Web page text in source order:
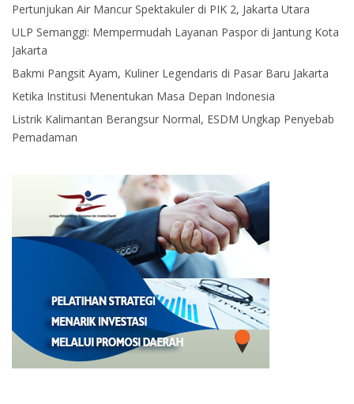
Pertunjukan Air Mancur Spektakuler di PIK 2, Jakarta Utara
ULP Semanggi: Mempermudah Layanan Paspor di Jantung Kota
Jakarta
Bakmi Pangsit Ayam, Kuliner Legendaris di Pasar Baru Jakarta
Ketika Institusi Menentukan Masa Depan Indonesia
Listrik Kalimantan Berangsur Normal, ESDM Ungkap Penyebab
Pemadaman